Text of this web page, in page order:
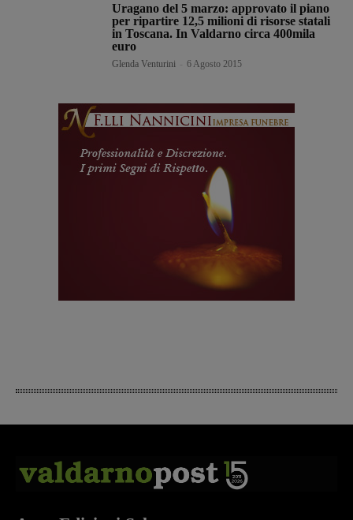
Uragano del 5 marzo: approvato il piano
per ripartire 12,5 milioni di risorse statali
in Toscana. In Valdarno circa 400mila
euro
Glenda Venturini 6 Agosto 2015